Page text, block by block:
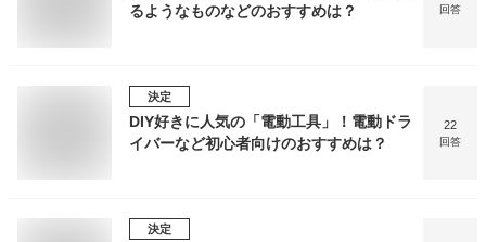
るようなものなどのおすすめは？
回答
決定
DIY好きに人気の「電動工具」！電動ドラ
イバーなど初心者向けのおすすめは？
22
回答
決定